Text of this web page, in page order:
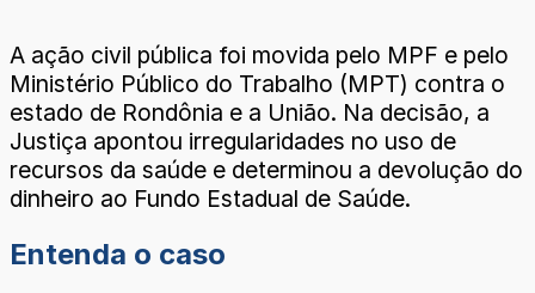
A ação civil pública foi movida pelo MPF e pelo
Ministério Público do Trabalho (MPT) contra o
estado de Rondônia e a União. Na decisão, a
Justiça apontou irregularidades no uso de
recursos da saúde e determinou a devolução do
dinheiro ao Fundo Estadual de Saúde.
Entenda o caso